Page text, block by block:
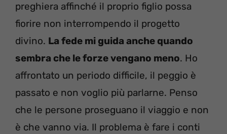
preghiera affinché il proprio figlio possa
fiorire non interrompendo il progetto
divino. La fede mi guida anche quando
sembra che le forze vengano meno. Ho
affrontato un periodo difficile, il peggio è
passato e non voglio più parlarne. Penso
che le persone proseguano il viaggio e non
è che vanno via. Il problema è fare i conti